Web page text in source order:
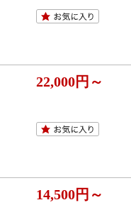
22,000円～
14,500円～